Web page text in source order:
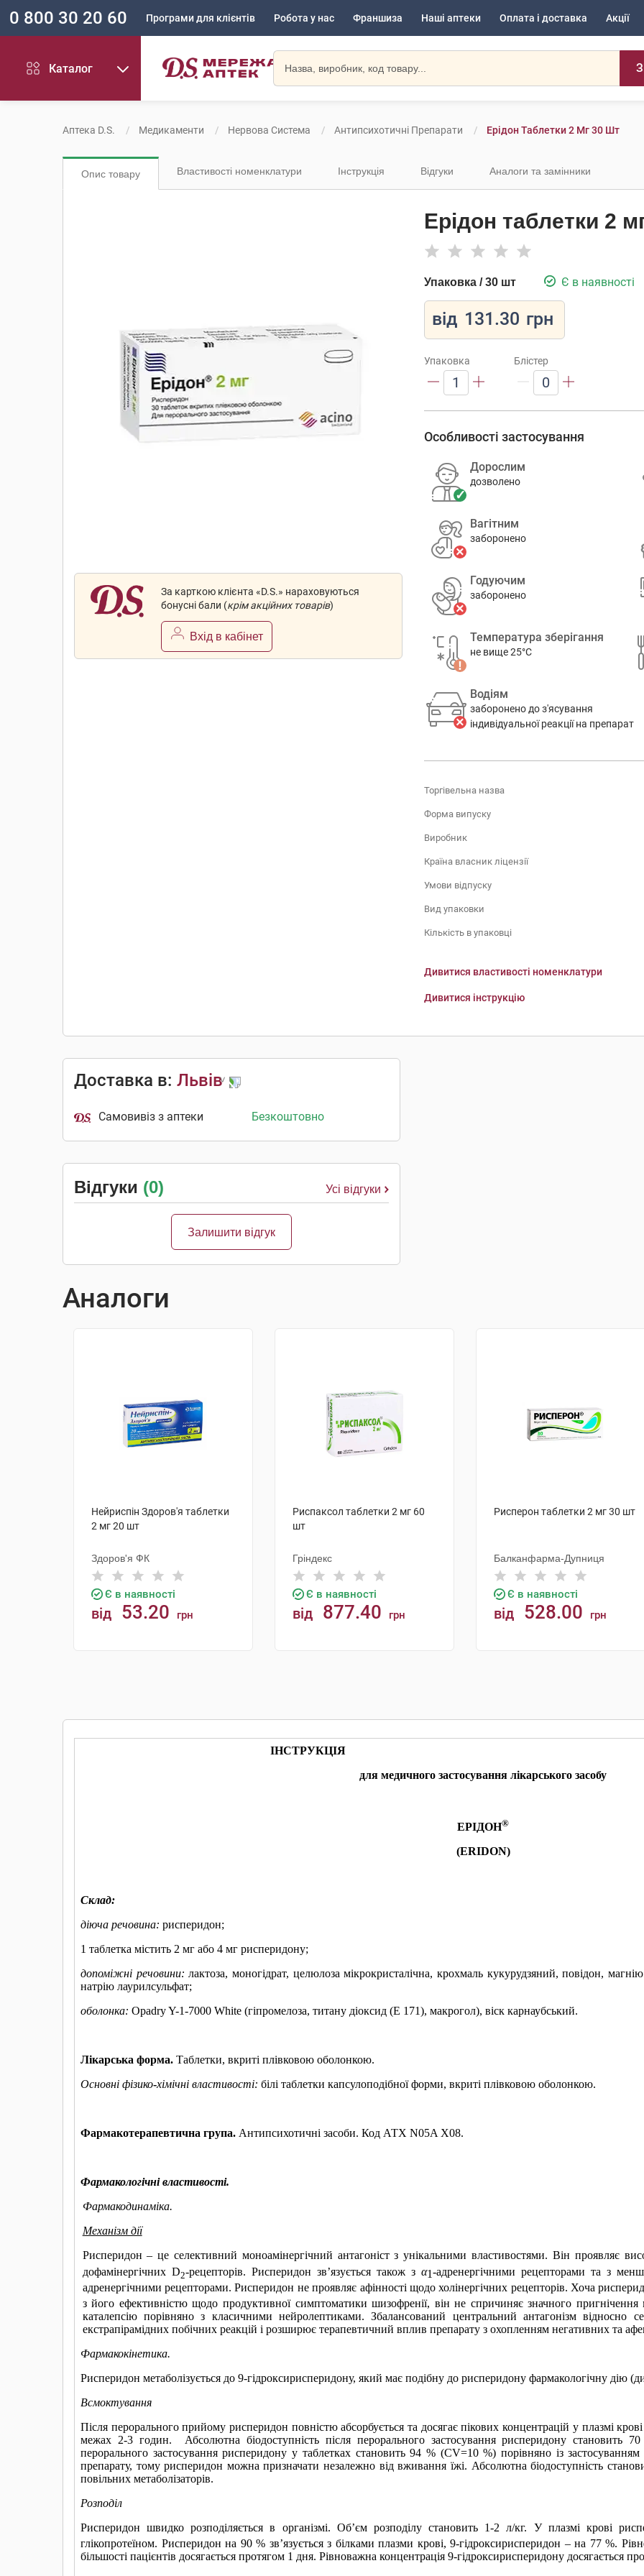
0 800 30 20 60 Програми для клієнтів Робота у нас Франшиза Наші аптеки Оплата і доставка Акції
Каталог
Аптека D.S. Медикаменти Нервова Система Антипсихотичні Препарати Ерідон Таблетки 2 Мг 30 Шт
Опис товару Властивості номенклатури Інструкція Відгуки Аналоги та замінники
За карткою клієнта «D.S.» нараховуються
бонусні бали (крім акційних товарів)
Вхід в кабінет
Ерідон таблетки 2
Упаковка / 30 шт Є в наявності
від 131.30 грн
Упаковка
1
Блістер
0
Особливості застосування
Дорослим
дозволено
Вагітним
заборонено
Годуючим
заборонено
Температура зберігання
не вище 25°C
Водіям
заборонено до з'ясування
індивідуальної реакції на препарат
Торгівельна назва
Форма випуску
Виробник
Країна власник ліцензії
Умови відпуску
Вид упаковки
Кількість в упаковці
Дивитися властивості номенклатури
Дивитися інструкцію
Доставка в: Львів
Самовивіз з аптеки Безкоштовно
Відгуки (0) Усі відгуки
Залишити відгук
Аналоги
Нейриспін Здоров'я таблетки
2 мг 20 шт
Здоров'я ФК
Є в наявності
від 53.20 грн
Риспаксол таблетки 2 мг 60
шт
Гріндекс
Є в наявності
від 877.40 грн
Рисперон таблетки 2 мг 30 шт
Балканфарма-Дупниця
Є в наявності
від 528.00 грн